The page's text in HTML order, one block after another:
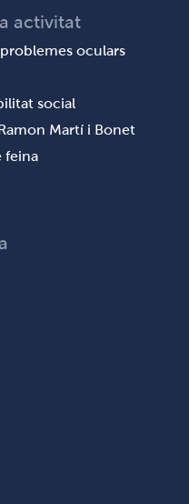
activitat
oculars
social
Martí i Bonet
feina